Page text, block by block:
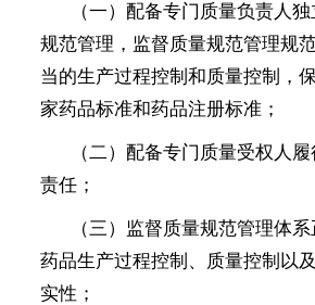
（一）配备专门质量负责人
规范管理，监督质量规范管理规
当的生产过程控制和质量控制，
家药品标准和药品注册标准；
（二）配备专门质量受权人
责任；
（三）监督质量规范管理体
药品生产过程控制、质量控制以
实性；